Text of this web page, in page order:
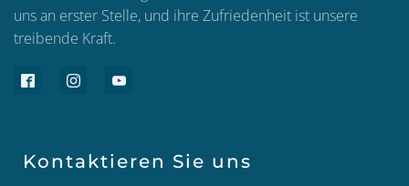
uns an erster Stelle, und ihre Zufriedenheit ist unsere
treibende Kraft.
Kontaktieren Sie uns